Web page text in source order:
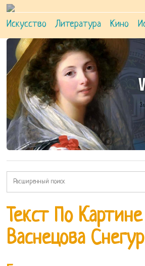
Искусство Литература Кино
Текст По Картине
Васнецова